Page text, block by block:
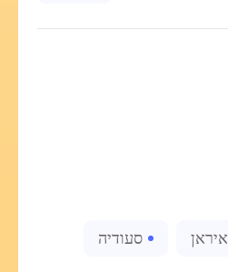
איראן סעודיה